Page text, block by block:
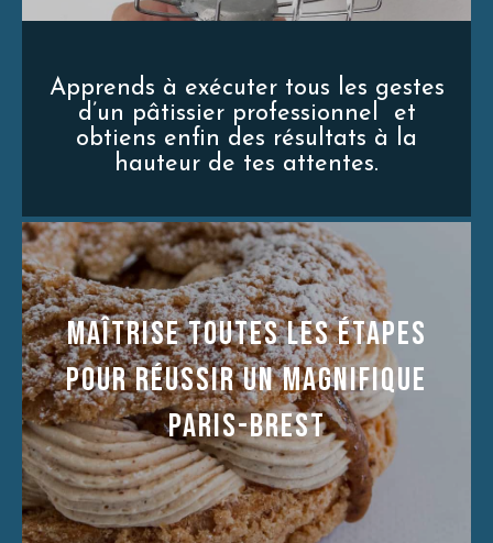
Apprends à exécuter tous les gestes
d’un pâtissier professionnel et
obtiens enfin des résultats à la
hauteur de tes attentes.
MaÎtrise toutes les étapes
pour réussir un magnifique
PARIS-BREST